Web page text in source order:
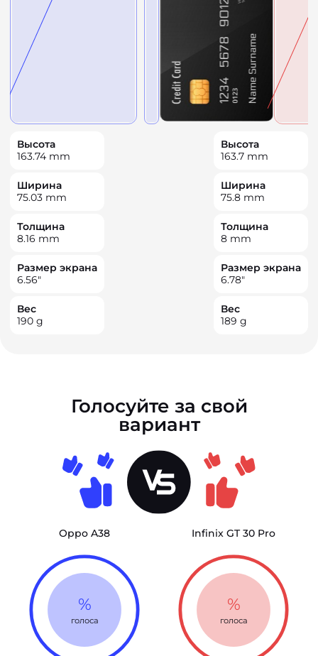
Высота
163.74 mm
Ширина
75.03 mm
Толщина
8.16 mm
Размер экрана
6.56"
Вес
190 g
Высота
163.7 mm
Ширина
75.8 mm
Толщина
8 mm
Размер экрана
6.78"
Вес
189 g
Голосуйте за свой
вариант
Oppo A38
%
голоса
Infinix GT 30 Pro
%
голоса